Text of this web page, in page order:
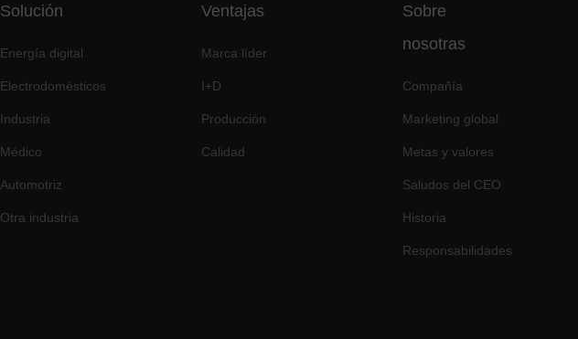
Solución
Energía digital
Electrodomésticos
Industria
Médico
Automotriz
Otra industria
Ventajas
Marca líder
I+D
Producción
Calidad
Sobre
nosotras
Compañía
Marketing global
Metas y valores
Saludos del CEO
Historia
Responsabilidades